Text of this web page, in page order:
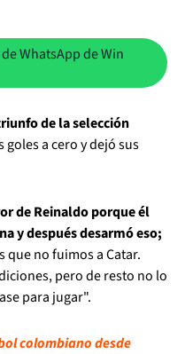
WhatsApp de Win
de la selección
goles a cero y dejó sus
de Reinaldo porque él
y después desarmó eso;
que no fuimos a Catar.
pero de resto no lo
para jugar".
colombiano desde